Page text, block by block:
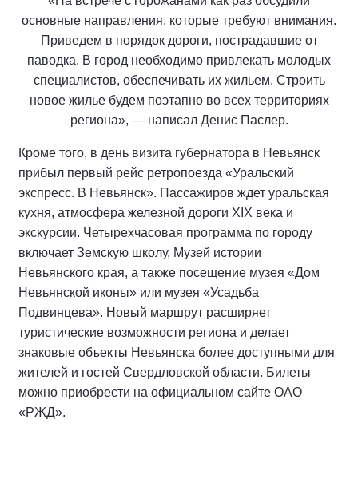
основные направления, которые требуют внимания.
Приведем в порядок дороги, пострадавшие от
паводка. В город необходимо привлекать молодых
специалистов, обеспечивать их жильем. Строить
новое жилье будем поэтапно во всех территориях
региона», — написал Денис Паслер.
Кроме того, в день визита губернатора в Невьянск
прибыл первый рейс ретропоезда «Уральский
экспресс. В Невьянск». Пассажиров ждет уральская
кухня, атмосфера железной дороги XIX века и
экскурсии. Четырехчасовая программа по городу
включает Земскую школу, Музей истории
Невьянского края, а также посещение музея «Дом
Невьянской иконы» или музея «Усадьба
Подвинцева». Новый маршрут расширяет
туристические возможности региона и делает
знаковые объекты Невьянска более доступными для
жителей и гостей Свердловской области. Билеты
можно приобрести на официальном сайте ОАО
«РЖД».